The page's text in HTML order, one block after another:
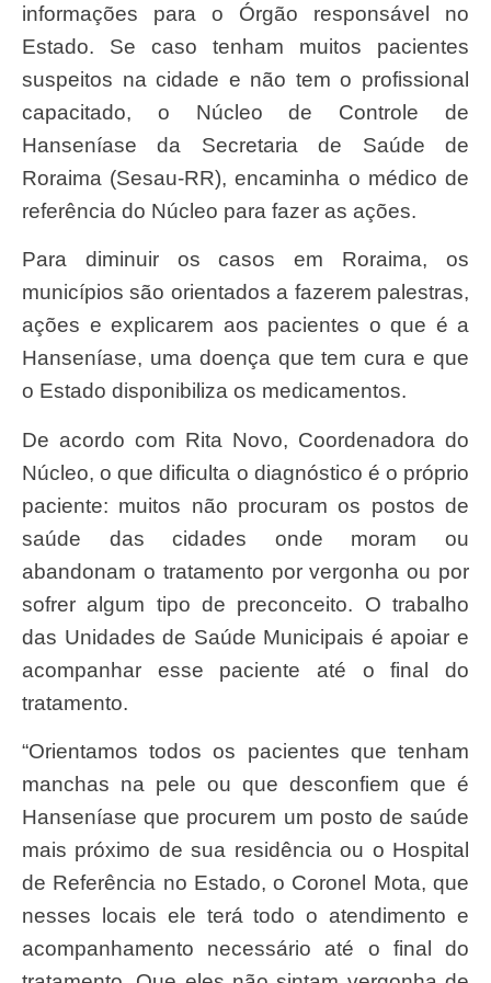
informações para o Órgão responsável no
Estado. Se caso tenham muitos pacientes
suspeitos na cidade e não tem o profissional
capacitado, o Núcleo de Controle de
Hanseníase da Secretaria de Saúde de
Roraima (Sesau-RR), encaminha o médico de
referência do Núcleo para fazer as ações.
Para diminuir os casos em Roraima, os
municípios são orientados a fazerem palestras,
ações e explicarem aos pacientes o que é a
Hanseníase, uma doença que tem cura e que
o Estado disponibiliza os medicamentos.
De acordo com Rita Novo, Coordenadora do
Núcleo, o que dificulta o diagnóstico é o próprio
paciente: muitos não procuram os postos de
saúde das cidades onde moram ou
abandonam o tratamento por vergonha ou por
sofrer algum tipo de preconceito. O trabalho
das Unidades de Saúde Municipais é apoiar e
acompanhar esse paciente até o final do
tratamento.
“Orientamos todos os pacientes que tenham
manchas na pele ou que desconfiem que é
Hanseníase que procurem um posto de saúde
mais próximo de sua residência ou o Hospital
de Referência no Estado, o Coronel Mota, que
nesses locais ele terá todo o atendimento e
acompanhamento necessário até o final do